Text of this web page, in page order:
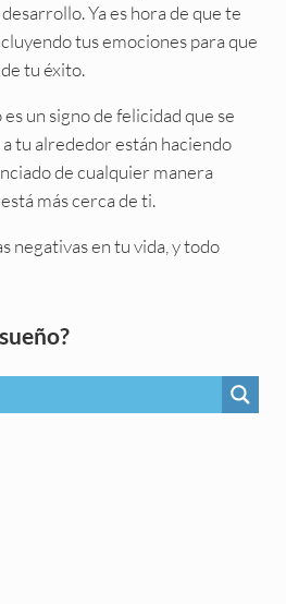
Ya es hora de que te
tus emociones para que
tu éxito.
un signo de felicidad que se
tu alrededor están haciendo
de cualquier manera
más cerca de ti.
negativas en tu vida, y todo